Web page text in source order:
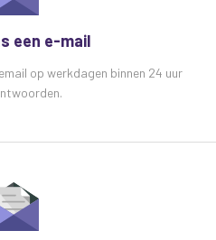
een e-mail
op werkdagen binnen 24 uur